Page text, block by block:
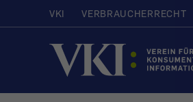
VKI VERBRAUCHERRECHT
Startseite